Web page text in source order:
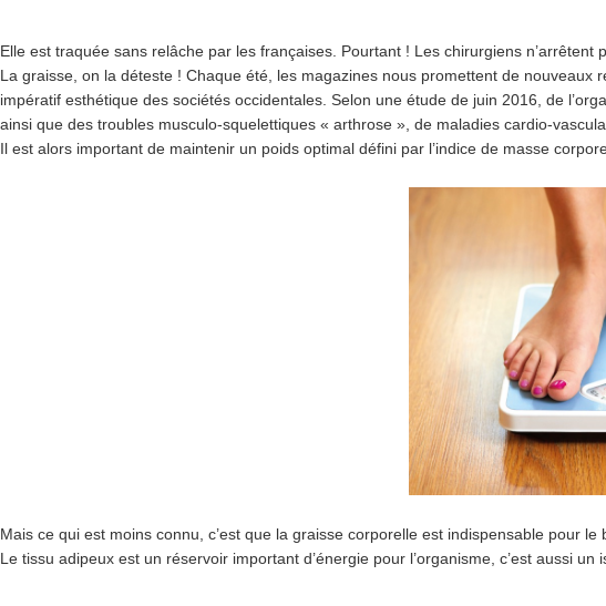
Elle est traquée sans relâche par les françaises. Pourtant ! Les chirurgiens
La graisse, on la déteste ! Chaque été, les magazines nous promettent de nouveaux
impératif esthétique des sociétés occidentales. Selon une étude de juin 2016, de
ainsi que des troubles musculo-squelettiques « arthrose », de maladies cardio-
Il est alors important de maintenir un poids optimal défini par l’indice de masse
Mais ce qui est moins connu, c’est que la graisse corporelle est indispensable pour
Le tissu adipeux est un réservoir important d’énergie pour l’organisme, c’est aussi un